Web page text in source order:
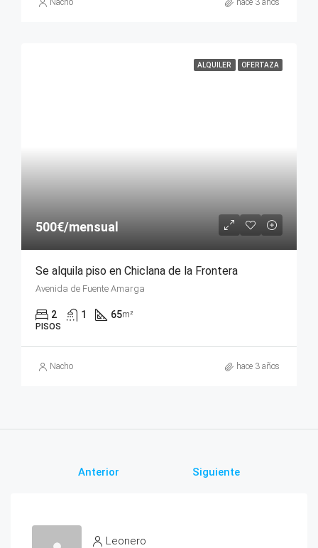
Nacho hace 3 años
ALQUILER OFERTAZA
500€/mensual
Se alquila piso en Chiclana de la Frontera
Avenida de Fuente Amarga
2 1 65m²
PISOS
Nacho hace 3 años
Anterior Siguiente
Leonero